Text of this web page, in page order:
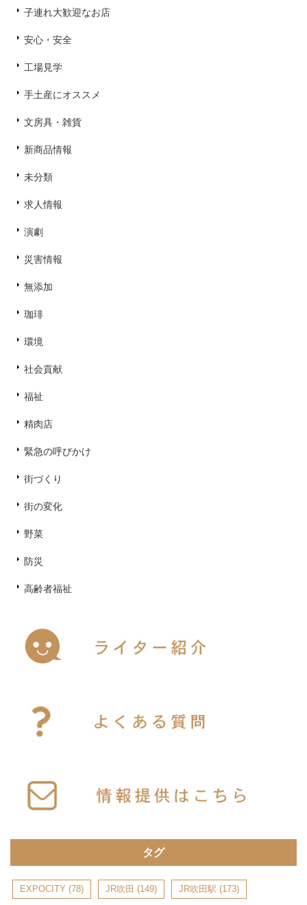
子連れ大歓迎なお店
安心・安全
工場見学
手土産にオススメ
文房具・雑貨
新商品情報
未分類
求人情報
演劇
災害情報
無添加
珈琲
環境
社会貢献
福祉
精肉店
緊急の呼びかけ
街づくり
街の変化
野菜
防災
高齢者福祉
タグ
EXPOCITY (78) JR吹田 (149) JR吹田駅 (173)